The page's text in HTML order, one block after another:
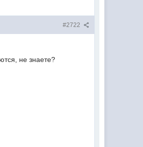
#2722
не знаете?